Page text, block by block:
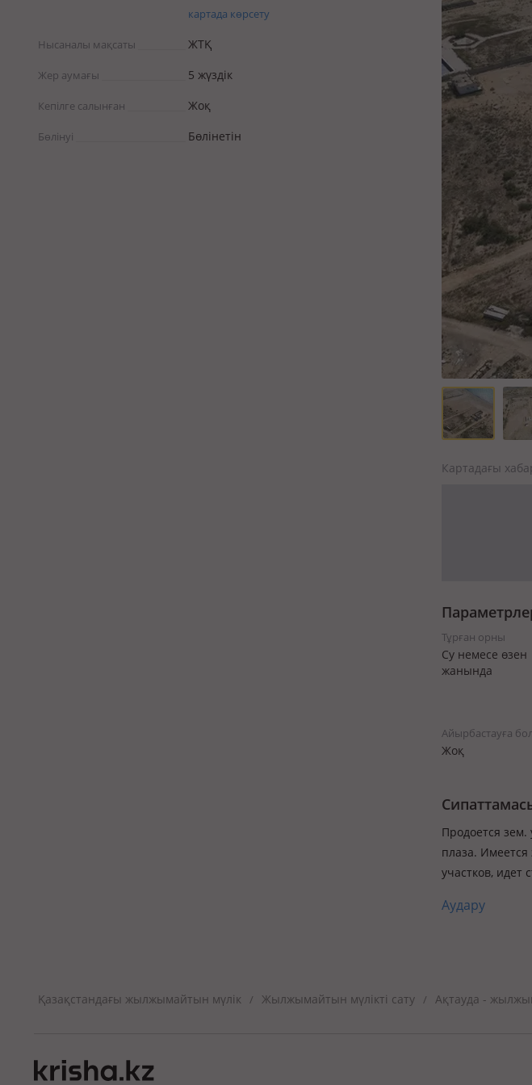
картада көрсету
Нысаналы мақсаты ЖТҚ
Жер аумағы 5 жүздік
Кепілге салынған Жоқ
Бөлінуі Бөлінетін
Картадағы
Тұрған орны
Су немесе өзен
жанында
Айырбастауға
Жоқ
Продоется зем.
плаза. Имеется
участков, идет
Аудару
Қазақстандағы жылжымайтын мүлік / Жылжымайтын мүлікті сату / Ақтауда -